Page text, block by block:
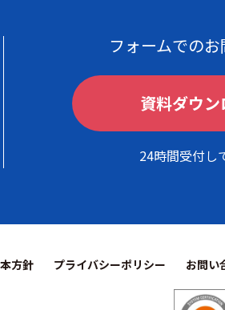
フォームでの
資料ダウ
24時間受付し
方針 プライバシーポリシー お問い